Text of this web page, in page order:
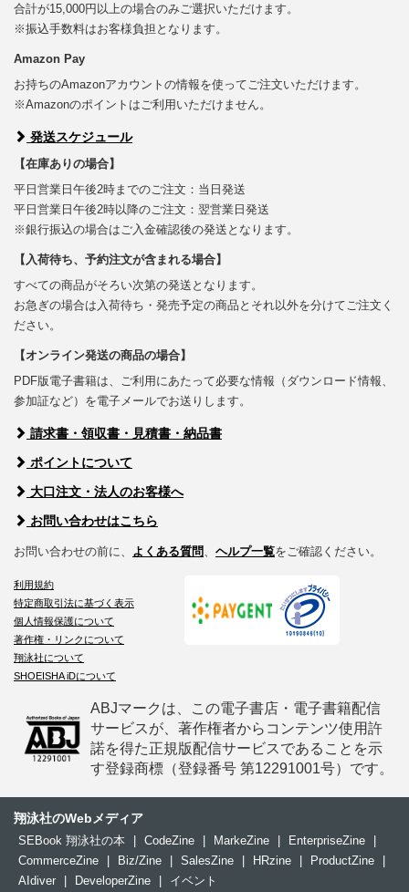
合計が15,000円以上の場合のみご選択いただけます。
※振込手数料はお客様負担となります。
Amazon Pay
お持ちのAmazonアカウントの情報を使ってご注文いただけます。
※Amazonのポイントはご利用いただけません。
発送スケジュール
【在庫ありの場合】
平日営業日午後2時までのご注文：当日発送
平日営業日午後2時以降のご注文：翌営業日発送
※銀行振込の場合はご入金確認後の発送となります。
【入荷待ち、予約注文が含まれる場合】
すべての商品がそろい次第の発送となります。
お急ぎの場合は入荷待ち・発売予定の商品とそれ以外を分けてご注文く
ださい。
【オンライン発送の商品の場合】
PDF版電子書籍は、ご利用にあたって必要な情報（ダウンロード情報、
参加証など）を電子メールでお送りします。
請求書・領収書・見積書・納品書
ポイントについて
大口注文・法人のお客様へ
お問い合わせはこちら
お問い合わせの前に、 よくある質問 ヘルプ一覧をご確認ください。
利用規約
特定商取引法に基づく表示
個人情報保護について
著作権・リンクについて
翔泳社について
SHOEISHA iDについて
ABJマークは、この電子書店・電子書籍配信
サービスが、著作権者からコンテンツ使用許
諾を得た正規版配信サービスであることを示
す登録商標（登録番号 第12291001号）です。
翔泳社のWebメディア
SEBook 翔泳社の本 CodeZine MarkeZine EnterpriseZine
CommerceZine
Biz/Zine SalesZine HRzine ProductZine
AIdiver
DeveloperZine イベント